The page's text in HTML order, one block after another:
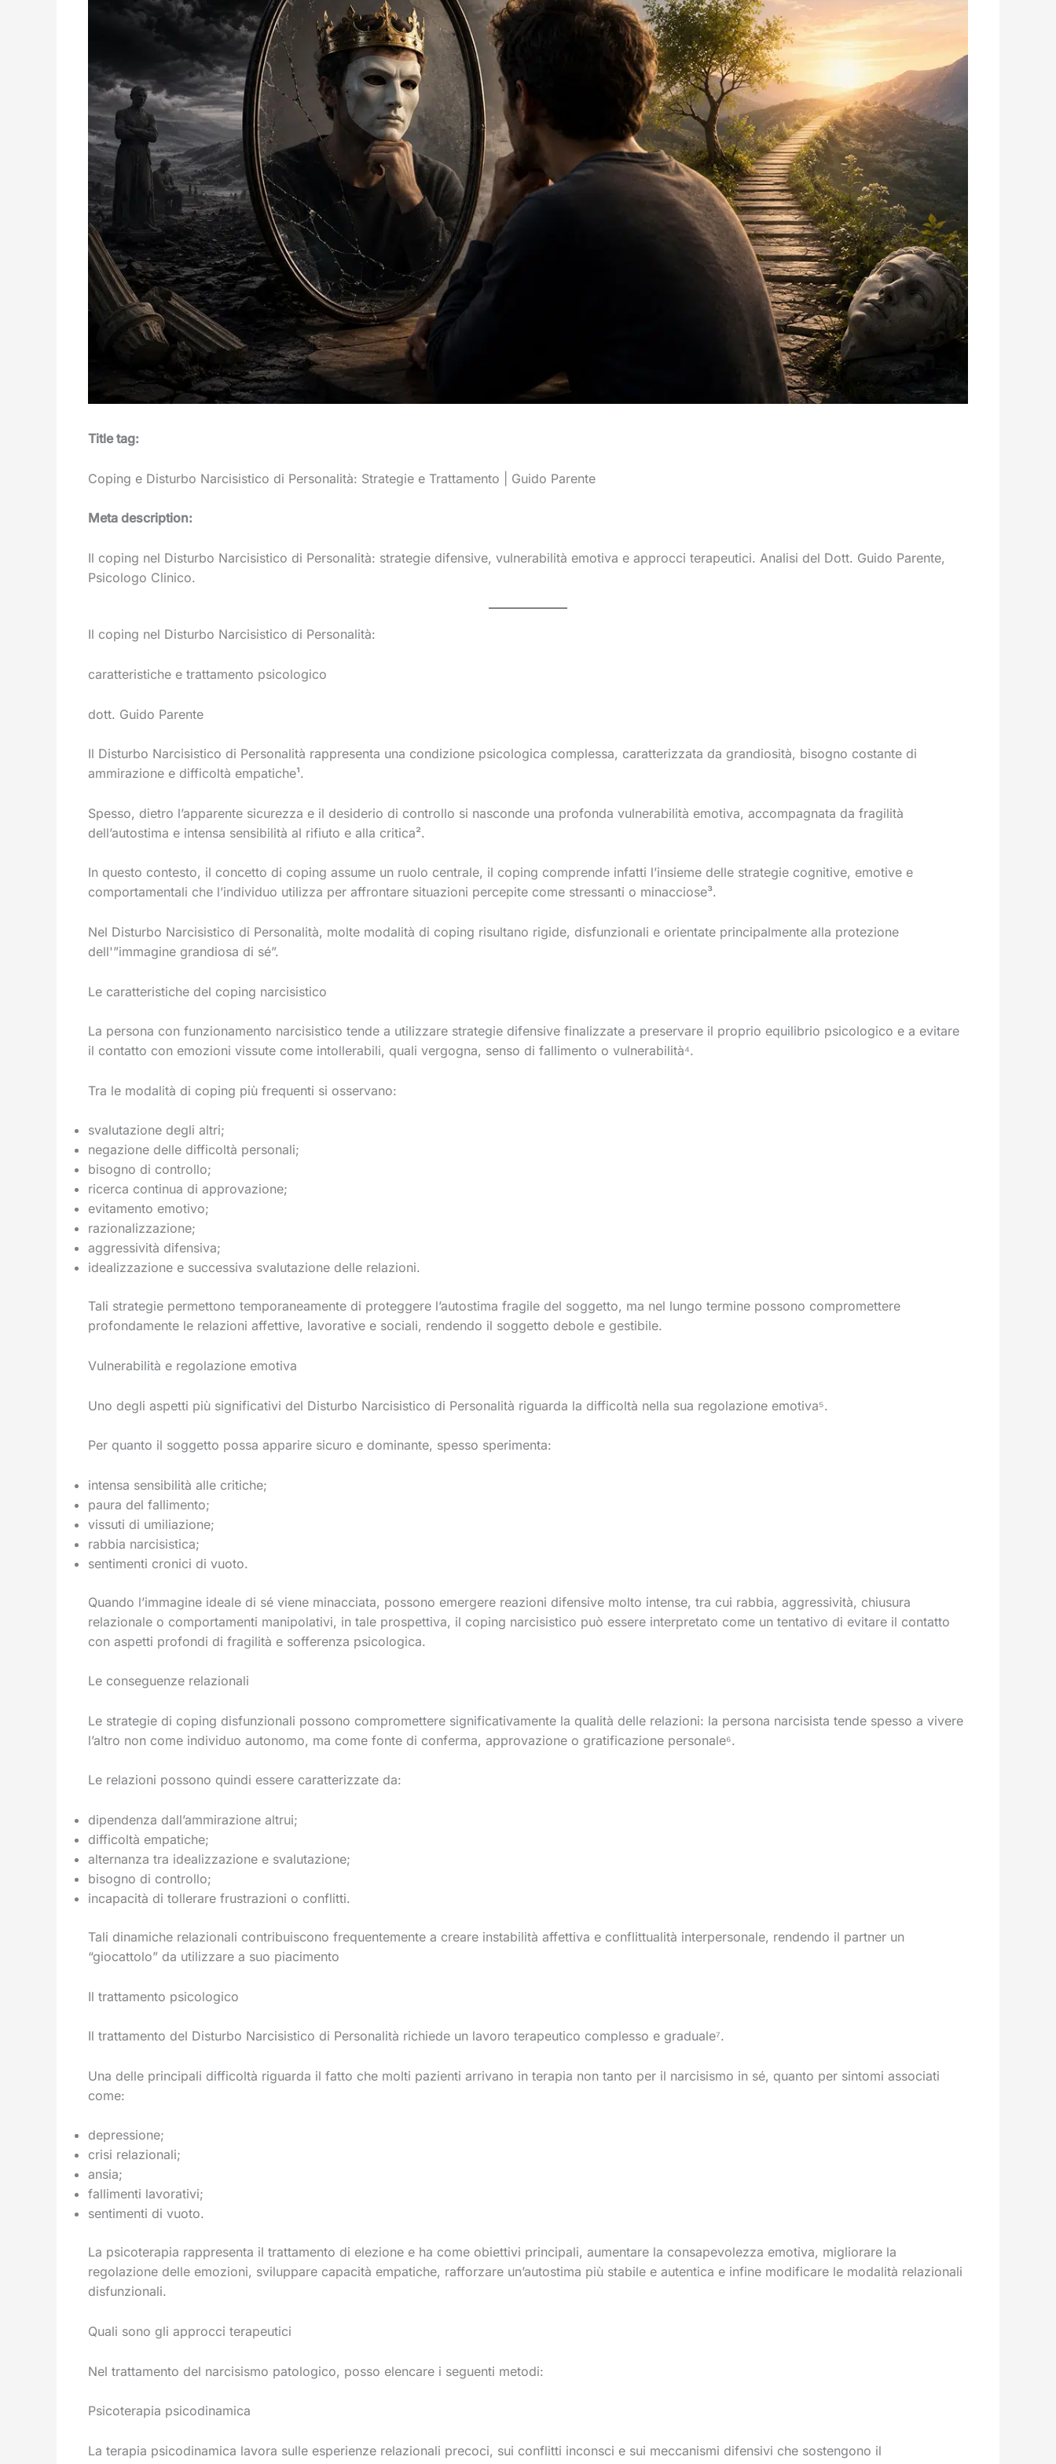
Title tag:
Coping e Disturbo Narcisistico di Personalità: Strategie e Trattamento | Guido Parente
Meta description:
Il coping nel Disturbo Narcisistico di Personalità: strategie difensive, vulnerabilità emotiva e approcci terapeutici. Analisi del Dott. Guido Parente,
Psicologo Clinico.
Il coping nel Disturbo Narcisistico di Personalità:
caratteristiche e trattamento psicologico
dott. Guido Parente
Il Disturbo Narcisistico di Personalità rappresenta una condizione psicologica complessa, caratterizzata da grandiosità, bisogno costante di
ammirazione e difficoltà empatiche¹.
Spesso, dietro l’apparente sicurezza e il desiderio di controllo si nasconde una profonda vulnerabilità emotiva, accompagnata da fragilità
dell’autostima e intensa sensibilità al rifiuto e alla critica².
In questo contesto, il concetto di coping assume un ruolo centrale, il coping comprende infatti l’insieme delle strategie cognitive, emotive e
comportamentali che l’individuo utilizza per affrontare situazioni percepite come stressanti o minacciose³.
Nel Disturbo Narcisistico di Personalità, molte modalità di coping risultano rigide, disfunzionali e orientate principalmente alla protezione
dell'”immagine grandiosa di sé”.
Le caratteristiche del coping narcisistico
La persona con funzionamento narcisistico tende a utilizzare strategie difensive finalizzate a preservare il proprio equilibrio psicologico e a evitare
il contatto con emozioni vissute come intollerabili, quali vergogna, senso di fallimento o vulnerabilità⁴.
Tra le modalità di coping più frequenti si osservano:
svalutazione degli altri;
negazione delle difficoltà personali;
bisogno di controllo;
ricerca continua di approvazione;
evitamento emotivo;
razionalizzazione;
aggressività difensiva;
idealizzazione e successiva svalutazione delle relazioni.
Tali strategie permettono temporaneamente di proteggere l’autostima fragile del soggetto, ma nel lungo termine possono compromettere
profondamente le relazioni affettive, lavorative e sociali, rendendo il soggetto debole e gestibile.
Vulnerabilità e regolazione emotiva
Uno degli aspetti più significativi del Disturbo Narcisistico di Personalità riguarda la difficoltà nella sua regolazione emotiva⁵.
Per quanto il soggetto possa apparire sicuro e dominante, spesso sperimenta:
intensa sensibilità alle critiche;
paura del fallimento;
vissuti di umiliazione;
rabbia narcisistica;
sentimenti cronici di vuoto.
Quando l’immagine ideale di sé viene minacciata, possono emergere reazioni difensive molto intense, tra cui rabbia, aggressività, chiusura
relazionale o comportamenti manipolativi, in tale prospettiva, il coping narcisistico può essere interpretato come un tentativo di evitare il contatto
con aspetti profondi di fragilità e sofferenza psicologica.
Le conseguenze relazionali
Le strategie di coping disfunzionali possono compromettere significativamente la qualità delle relazioni: la persona narcisista tende spesso a vivere
l’altro non come individuo autonomo, ma come fonte di conferma, approvazione o gratificazione personale⁶.
Le relazioni possono quindi essere caratterizzate da:
dipendenza dall’ammirazione altrui;
difficoltà empatiche;
alternanza tra idealizzazione e svalutazione;
bisogno di controllo;
incapacità di tollerare frustrazioni o conflitti.
Tali dinamiche relazionali contribuiscono frequentemente a creare instabilità affettiva e conflittualità interpersonale, rendendo il partner un
“giocattolo” da utilizzare a suo piacimento
Il trattamento psicologico
Il trattamento del Disturbo Narcisistico di Personalità richiede un lavoro terapeutico complesso e graduale⁷.
Una delle principali difficoltà riguarda il fatto che molti pazienti arrivano in terapia non tanto per il narcisismo in sé, quanto per sintomi associati
come:
depressione;
crisi relazionali;
ansia;
fallimenti lavorativi;
sentimenti di vuoto.
La psicoterapia rappresenta il trattamento di elezione e ha come obiettivi principali, aumentare la consapevolezza emotiva, migliorare la
regolazione delle emozioni, sviluppare capacità empatiche, rafforzare un’autostima più stabile e autentica e infine modificare le modalità relazionali
disfunzionali.
Quali sono gli approcci terapeutici
Nel trattamento del narcisismo patologico, posso elencare i seguenti metodi:
Psicoterapia psicodinamica
La terapia psicodinamica lavora sulle esperienze relazionali precoci, sui conflitti inconsci e sui meccanismi difensivi che sostengono il